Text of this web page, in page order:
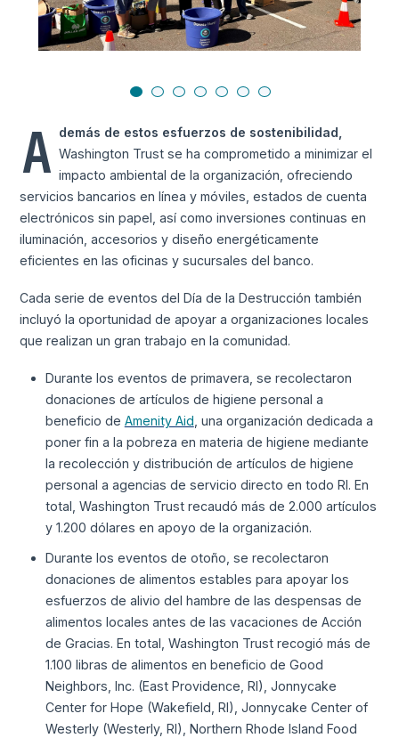
A demás de estos esfuerzos de sostenibilidad,
Washington Trust se ha comprometido a minimizar el
impacto ambiental de la organización, ofreciendo
servicios bancarios en línea y móviles, estados de cuenta
electrónicos sin papel, así como inversiones continuas en
iluminación, accesorios y diseño energéticamente
eficientes en las oficinas y sucursales del banco.
Cada serie de eventos del Día de la Destrucción también
incluyó la oportunidad de apoyar a organizaciones locales
que realizan un gran trabajo en la comunidad.
Durante los eventos de primavera, se recolectaron
donaciones de artículos de higiene personal a
beneficio de Amenity Aid , una organización dedicada a
poner fin a la pobreza en materia de higiene mediante
la recolección y distribución de artículos de higiene
personal a agencias de servicio directo en todo RI. En
total, Washington Trust recaudó más de 2.000 artículos
y 1.200 dólares en apoyo de la organización.
Durante los eventos de otoño, se recolectaron
donaciones de alimentos estables para apoyar los
esfuerzos de alivio del hambre de las despensas de
alimentos locales antes de las vacaciones de Acción
de Gracias. En total, Washington Trust recogió más de
1.100 libras de alimentos en beneficio de Good
Neighbors, Inc. (East Providence, RI), Jonnycake
Center for Hope (Wakefield, RI), Jonnycake Center of
Westerly (Westerly, RI), Northern Rhode Island Food